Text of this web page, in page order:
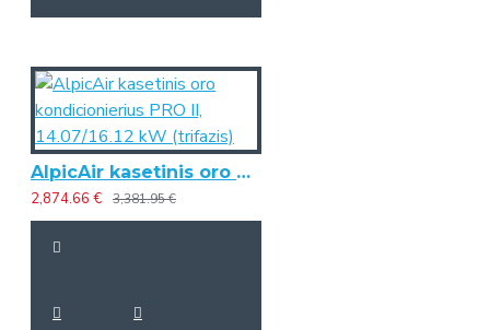
AlpicAir kasetinis oro kondicionierius PRO II, 14.07/16.12 kW (trifazis)
2,874.66 € 3,381.95 €